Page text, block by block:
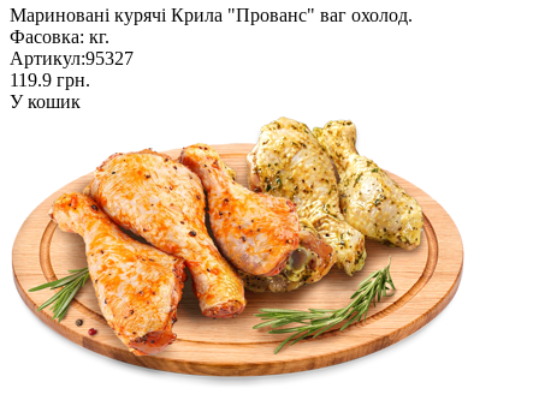
Мариновані курячі Крила "Прованс" ваг охолод.
Фасовка: кг.
Артикул:95327
119.9 грн.
У кошик